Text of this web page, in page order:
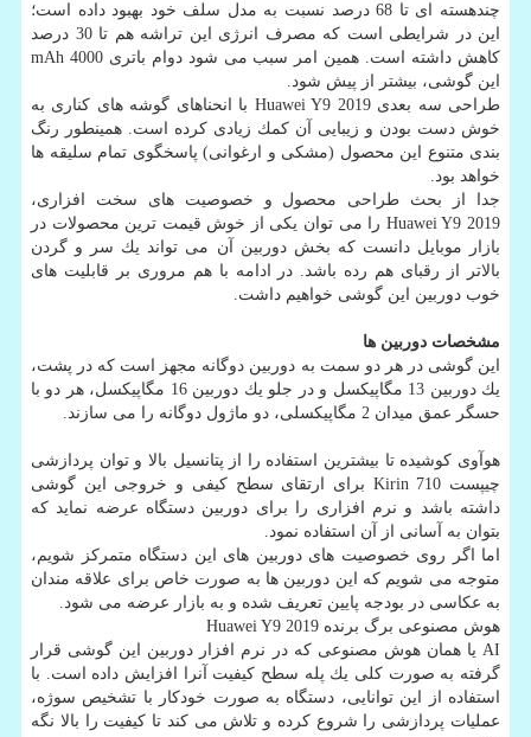
چندهسته ای تا 68 درصد نسبت به مدل سلف خود بهبود داده است؛
این در شرایطی است كه مصرف انرژی این تراشه هم تا 30 درصد
كاهش داشته است. همین امر سبب می شود دوام باتری 4000 mAh
این گوشی، بیشتر از پیش شود.
طراحی سه بعدی Huawei Y9 2019 با انحناهای گوشه های كناری به
خوش دست بودن و زیبایی آن كمك زیادی كرده است. همینطور رنگ
بندی متنوع این محصول (مشكی و ارغوانی) پاسخگوی تمام سلیقه ها
خواهد بود.
جدا از بحث طراحی محصول و خصوصیت های سخت افزاری،
Huawei Y9 2019 را می توان یكی از خوش قیمت ترین محصولات در
بازار موبایل دانست كه بخش دوربین آن می تواند یك سر و گردن
بالاتر از رقبای هم رده باشد. در ادامه با هم مروری بر قابلیت های
خوب دوربین این گوشی خواهیم داشت.
مشخصات دوربین ها
این گوشی در هر دو سمت به دوربین دوگانه مجهز است كه در پشت،
یك دوربین 13 مگاپیكسل و در جلو یك دوربین 16 مگاپیكسل، هر دو با
حسگر عمق میدان 2 مگاپیكسلی، دو ماژول دوگانه را می سازند.
هوآوی كوشیده تا بیشترین استفاده را از پتانسیل بالا و توان پردازشی
چیپست Kirin 710 برای ارتقای سطح كیفی و خروجی این گوشی
داشته باشد و نرم افزاری را برای دوربین دستگاه عرضه نماید كه
بتوان به آسانی از آن استفاده نمود.
اما اگر روی خصوصیت های دوربین های این دستگاه متمركز شویم،
متوجه می شویم كه این دوربین ها به صورت خاص برای علاقه مندان
به عكاسی در بودجه پایین تعریف شده و به بازار عرضه می شود.
هوش مصنوعی برگ برنده Huawei Y9 2019
AI یا همان هوش مصنوعی كه در نرم‎ افزار دوربین این گوشی قرار
گرفته به صورت كلی یك پله سطح كیفیت آنرا افزایش داده است. با
استفاده از این توانایی، دستگاه به صورت خودكار با تشخیص سوژه،
عملیات پردازشی را شروع كرده و تلاش می كند تا كیفیت را بالا نگه